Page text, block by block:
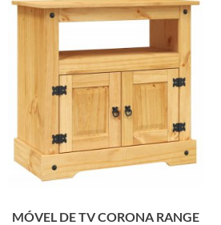
MÓVEL DE TV CORONA RANGE